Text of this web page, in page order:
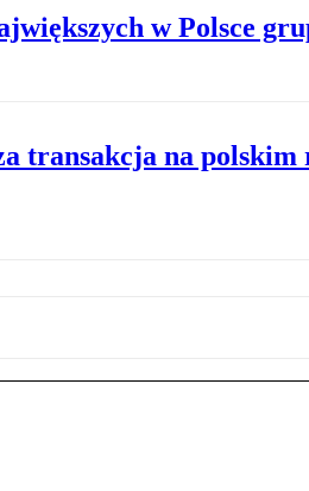
w Polsce
transakcja na